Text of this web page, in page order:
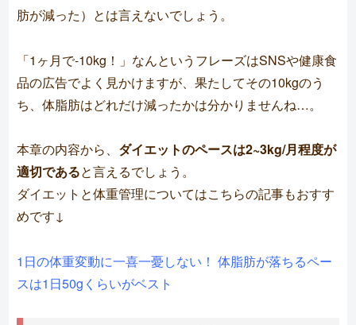
肪が減った）とは言えないでしょう。
「1ヶ月で-10kg！」なんというフレーズはSNSや健康食
品の広告でよく見かけますが、果たしてその10kgのう
ち、体脂肪はどれだけ減ったかは分かりませんね…。
本章の内容から、 ダイエットのペースは2~3kg/月程度が
適切であると言えるでしょう。
ダイエットと体重管理についてはこちらの記事もおすす
めです↓
1日の体重変動に一喜一憂しない！ 体脂肪が落ちるペー
スは1日50gくらいがベスト